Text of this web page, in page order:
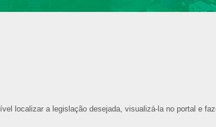
localizar a legislação desejada, visualizá-la no portal e